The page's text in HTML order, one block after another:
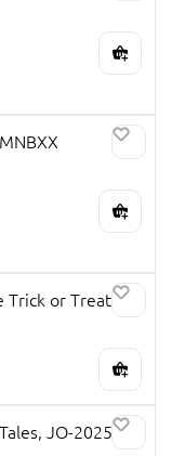
Trick or Treats,
JO-2025023